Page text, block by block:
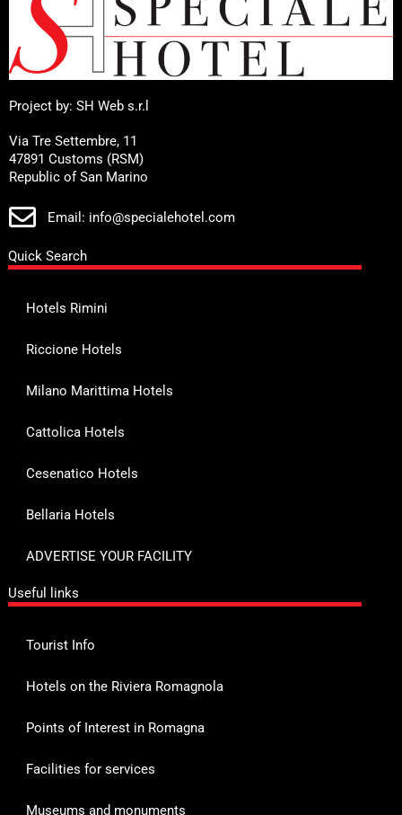
Project by: SH Web s.r.l
Via Tre Settembre, 11
47891 Customs (RSM)
Republic of San Marino
Email: info@specialehotel.com
Quick Search
Hotels Rimini
Riccione Hotels
Milano Marittima Hotels
Cattolica Hotels
Cesenatico Hotels
Bellaria Hotels
ADVERTISE YOUR FACILITY
Useful links
Tourist Info
Hotels on the Riviera Romagnola
Points of Interest in Romagna
Facilities for services
Museums and monuments